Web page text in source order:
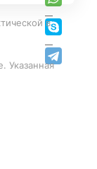
в
Указанная